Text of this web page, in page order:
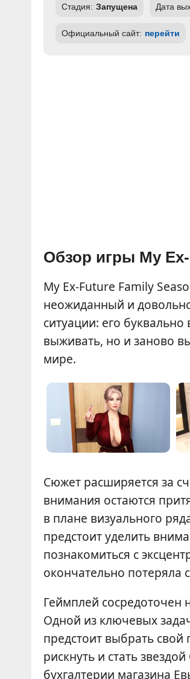
Стадия: Запущена Дата
Официальный сайт: перейти
Обзор игры My
My Ex-Future Family
неожиданный и
ситуации: его
выживать, но и заново
мире.
Сюжет расширяется за
внимания остаются
в плане визуального
предстоит уделить
познакомиться с
окончательно потеряла
Геймплей сосредоточен
Одной из ключевых
предстоит выбрать
рискнуть и стать
бухгалтерии магазина